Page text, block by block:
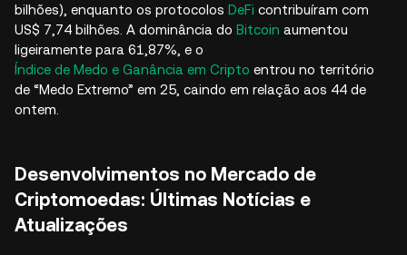
bilhões), enquanto os protocolos DeFi contribuíram com
US$ 7,74 bilhões. A dominância do Bitcoin aumentou
ligeiramente para 61,87%, e o
Índice de Medo e Ganância em Cripto entrou no território
de “Medo Extremo” em 25, caindo em relação aos 44 de
ontem.​
Desenvolvimentos no Mercado de
Criptomoedas: Últimas Notícias e
Atualizações